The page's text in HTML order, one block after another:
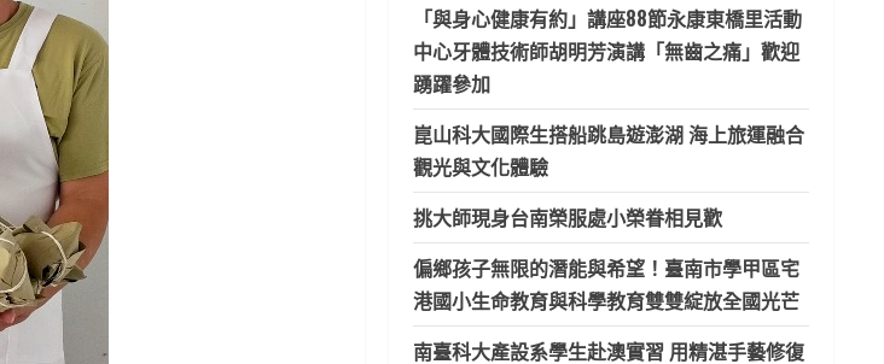
「與身心健康有約」講座88節永康東橋里活動
中心牙體技術師胡明芳演講「無齒之痛」歡迎
踴躍參加
崑山科大國際生搭船跳島遊澎湖 海上旅運融合
觀光與文化體驗
挑大師現身台南榮服處小榮眷相見歡
偏鄉孩子無限的潛能與希望！臺南市學甲區宅
港國小生命教育與科學教育雙雙綻放全國光芒
南臺科大產設系學生赴澳實習 用精湛手藝修復